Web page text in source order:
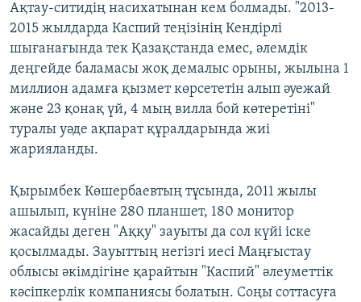
Ақтау-ситидің насихатынан кем болмады. "2013-
2015 жылдарда Каспий теңізінің Кендірлі
шығанағында тек Қазақстанда емес, әлемдік
деңгейде баламасы жоқ демалыс орыны, жылына 1
миллион адамға қызмет көрсететін алып әуежай
және 23 қонақ үй, 4 мың вилла бой көтеретіні"
туралы уәде ақпарат құралдарында жиі
жарияланды.
Қырымбек Көшербаевтың тұсында, 2011 жылы
ашылып, күніне 280 планшет, 180 монитор
жасайды деген "Аққу" зауыты да сол күйі іске
қосылмады. Зауыттың негізгі иесі Маңғыстау
облысы әкімдігіне қарайтын "Каспий" әлеуметтік
кәсіпкерлік компаниясы болатын. Соңы соттасуға